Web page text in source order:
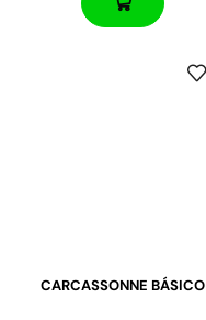
CARCASSONNE BÁSICO